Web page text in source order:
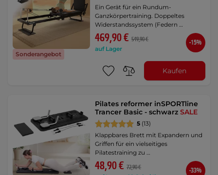
Sonderangebot
Ein Gerät für ein Rundum-
Ganzkörpertraining. Doppeltes
Widerstandssystem (Federn …
469,90 € 549,90 €
auf Lager
-15%
Kaufen
Pilates reformer inSPORTline
Trancer Basic - schwarzSALE
5 (13)
Klappbares Brett mit Expandern und
Griffen für ein vielseitiges
Pilatestraining zu …
48,90 € 72,90 €
-33%